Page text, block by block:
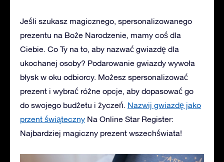
Jeśli szukasz magicznego, spersonalizowanego
prezentu na Boże Narodzenie, mamy coś dla
Ciebie. Co Ty na to, aby nazwać gwiazdę dla
ukochanej osoby? Podarowanie gwiazdy wywoła
błysk w oku odbiorcy. Możesz spersonalizować
prezent i wybrać różne opcje, aby dopasować go
do swojego budżetu i życzeń. Nazwij gwiazdę jako
przent świąteczny Na Online Star Register:
Najbardziej magiczny prezent wszechświata!